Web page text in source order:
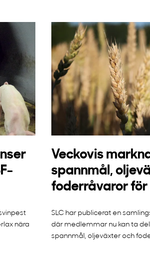
nära
Veckovis
spannmål,
foderråvaror
SLC har publicerat en
där medlemmar nu kan ta
spannmål, oljeväxter och